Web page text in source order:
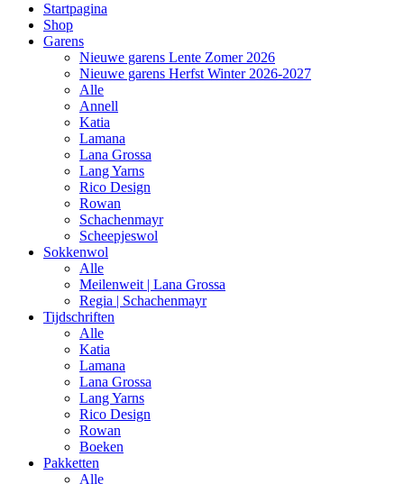
Startpagina
Shop
Garens
Nieuwe garens Lente Zomer 2026
Nieuwe garens Herfst Winter 2026-2027
Alle
Annell
Katia
Lamana
Lana Grossa
Lang Yarns
Rico Design
Rowan
Schachenmayr
Scheepjeswol
Sokkenwol
Alle
Meilenweit | Lana Grossa
Regia | Schachenmayr
Tijdschriften
Alle
Katia
Lamana
Lana Grossa
Lang Yarns
Rico Design
Rowan
Boeken
Pakketten
Alle